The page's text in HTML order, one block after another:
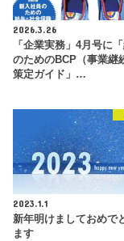
2026.3.26
「企業実務」4月号に
のためのBCP（事業継
策定ガイド」…
2023.1.1
新年明けましておめで
ます